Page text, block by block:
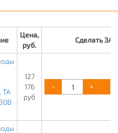
Цена,
руб.
Сделать
TA
127
176
руб
- +